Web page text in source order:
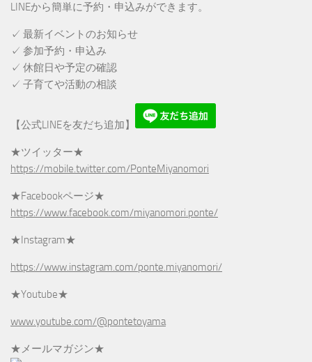
LINEから簡単に予約・申込みができます。
✓ 最新イベントのお知らせ
✓ 参加予約・申込み
✓ 休館日や予定の確認
✓ 子育てや活動の相談
【公式LINEを友だち追加】
★ツイッター★
https://mobile.twitter.com/PonteMiyanomori
★Facebookページ★
https://www.facebook.com/miyanomori.ponte/
★Instagram★
https://www.instagram.com/ponte.miyanomori/
★Youtube★
www.youtube.com/@pontetoyama
★メールマガジン★